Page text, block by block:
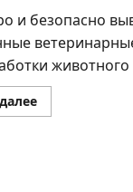
и безопасно
животного
Прочитать
больше